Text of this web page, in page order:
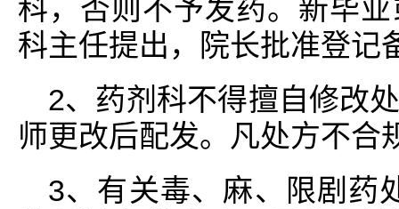
科，否则不予发药。新毕
科主任提出，院长批准登记
2、药剂科不得擅自修改
师更改后配发。凡处方不合
3、有关毒、麻、限剧药